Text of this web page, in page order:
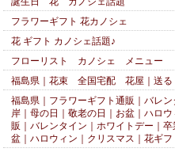
フラワーギフト 花カノシェ
花 ギフト カノシェ話題♪
フローリスト カノシェ メニュー
福島県｜花束 全国宅配 花屋｜送る
福島県｜フラワーギフト通販｜バレ
岸｜母の日｜敬老の日｜お盆｜ハロ
販｜バレンタイン｜ホワイトデー｜
盆｜ハロウィン｜クリスマス｜花ギフ